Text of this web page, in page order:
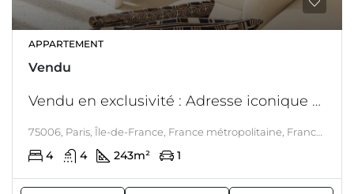
APPARTEMENT
Vendu
Vendu en exclusivité : Adresse iconique pour appartement fantastique de 242 M2 avec vue panoramique sur les jardins du Luxembourg
4 4 243m² 1